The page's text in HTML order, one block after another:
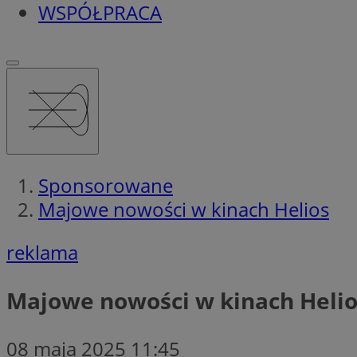
WSPÓŁPRACA
Sponsorowane
Majowe nowości w kinach Helios
reklama
Majowe nowości w kinach
08 maja 2025 11:45